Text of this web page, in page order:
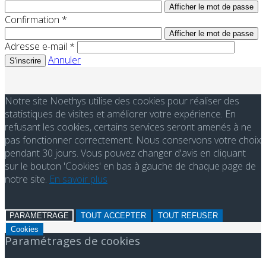
Afficher le mot de passe
Confirmation *
Afficher le mot de passe
Adresse e-mail *
S'inscrire Annuler
Notre site Noethys utilise des cookies pour réaliser des
statistiques de visites et améliorer votre expérience. En
refusant les cookies, certains services seront amenés à ne
pas fonctionner correctement. Nous conservons votre choix
pendant 30 jours. Vous pouvez changer d'avis en cliquant
sur le bouton 'Cookies' en bas à gauche de chaque page de
notre site. En savoir plus
PARAMETRAGE TOUT ACCEPTER
TOUT REFUSER
Cookies
Paramétrages de cookies